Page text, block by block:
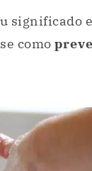
significado
como